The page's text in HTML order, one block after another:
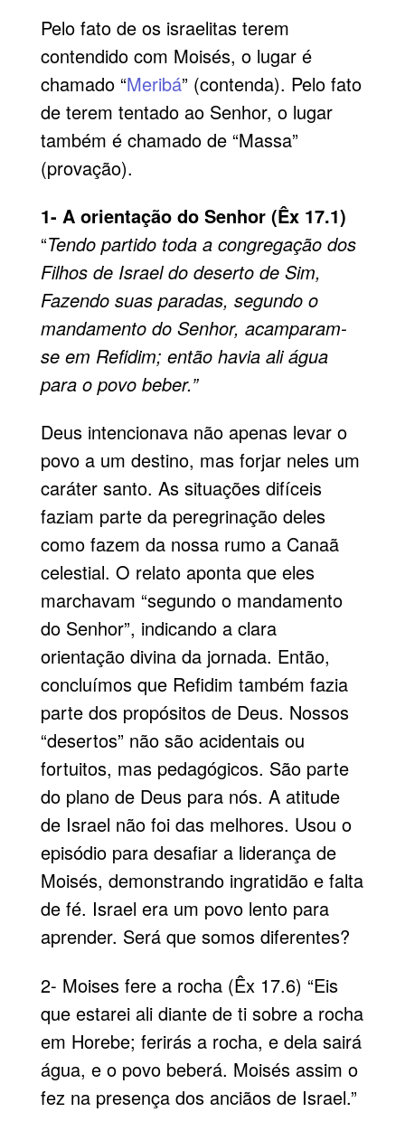
Pelo fato de os israelitas terem
contendido com Moisés, o lugar é
chamado “Meribá” (contenda). Pelo fato
de terem tentado ao Senhor, o lugar
também é chamado de “Massa”
(provação).
1- A orientação do Senhor (Êx 17.1)
“Tendo partido toda a congrega­ção dos
Filhos de Israel do deserto de Sim,
Fazendo suas paradas, segundo o
mandamento do Senhor, acamparam-
se em Refidim; então havia ali água
para o povo beber.”
Deus intencionava não apenas levar o
povo a um destino, mas forjar neles um
caráter santo. As situações difíceis
faziam parte da peregrinação deles
como fazem da nossa rumo a Canaã
celestial. O relato aponta que eles
marchavam “segundo o mandamento
do Senhor”, indicando a clara
orientação divina da jornada. Então,
concluímos que Refidim também fazia
parte dos propósitos de Deus. Nossos
“desertos” não são acidentais ou
fortuitos, mas pedagógicos. São parte
do plano de Deus para nós. A atitude
de Israel não foi das melhores. Usou o
episódio para desafiar a liderança de
Moisés, demonstrando ingratidão e falta
de fé. Israel era um povo lento para
aprender. Será que somos diferentes?
2- Moises fere a rocha (Êx 17.6) “Eis
que estarei ali diante de ti sobre a rocha
em Horebe; ferirás a rocha, e dela sairá
água, e o povo beberá. Moisés assim o
fez na presença dos anciãos de Israel.”